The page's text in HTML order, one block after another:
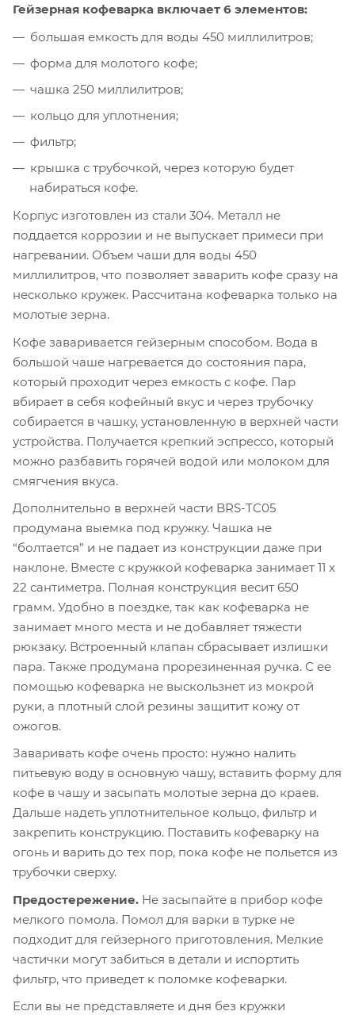
Гейзерная кофеварка включает 6 элементов:
большая емкость для воды 450 миллилитров;
форма для молотого кофе;
чашка 250 миллилитров;
кольцо для уплотнения;
фильтр;
крышка с трубочкой, через которую будет
набираться кофе.
Корпус изготовлен из стали 304. Металл не
поддается коррозии и не выпускает примеси при
нагревании. Объем чаши для воды 450
миллилитров, что позволяет заварить кофе сразу на
несколько кружек. Рассчитана кофеварка только на
молотые зерна.
Кофе заваривается гейзерным способом. Вода в
большой чаше нагревается до состояния пара,
который проходит через емкость с кофе. Пар
вбирает в себя кофейный вкус и через трубочку
собирается в чашку, установленную в верхней части
устройства. Получается крепкий эспрессо, который
можно разбавить горячей водой или молоком для
смягчения вкуса.
Дополнительно в верхней части BRS-TC05
продумана выемка под кружку. Чашка не
“болтается” и не падает из конструкции даже при
наклоне. Вместе с кружкой кофеварка занимает 11 x
22 сантиметра. Полная конструкция весит 650
грамм. Удобно в поездке, так как кофеварка не
занимает много места и не добавляет тяжести
рюкзаку. Встроенный клапан сбрасывает излишки
пара. Также продумана прорезиненная ручка. С ее
помощью кофеварка не выскользнет из мокрой
руки, а плотный слой резины защитит кожу от
ожогов.
Заваривать кофе очень просто: нужно налить
питьевую воду в основную чашу, вставить форму для
кофе в чашу и засыпать молотые зерна до краев.
Дальше надеть уплотнительное кольцо, фильтр и
закрепить конструкцию. Поставить кофеварку на
огонь и варить до тех пор, пока кофе не польется из
трубочки сверху.
Предостережение. Не засыпайте в прибор кофе
мелкого помола. Помол для варки в турке не
подходит для гейзерного приготовления. Мелкие
частички могут забиться в детали и испортить
фильтр, что приведет к поломке кофеварки.
Если вы не представляете и дня без кружки